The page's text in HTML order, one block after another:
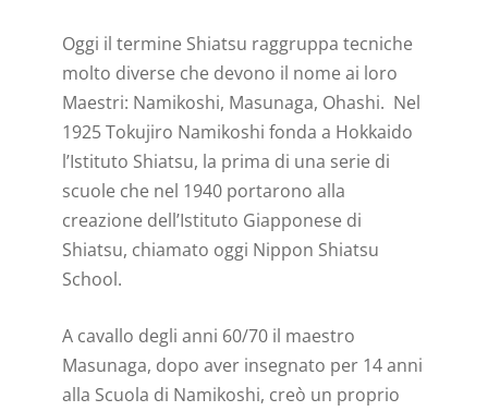
Oggi il termine Shiatsu raggruppa tecniche
molto diverse che devono il nome ai loro
Maestri: Namikoshi, Masunaga, Ohashi. Nel
1925 Tokujiro Namikoshi fonda a Hokkaido
l’Istituto Shiatsu, la prima di una serie di
scuole che nel 1940 portarono alla
creazione dell’Istituto Giapponese di
Shiatsu, chiamato oggi Nippon Shiatsu
School.
A cavallo degli anni 60/70 il maestro
Masunaga, dopo aver insegnato per 14 anni
alla Scuola di Namikoshi, creò un proprio